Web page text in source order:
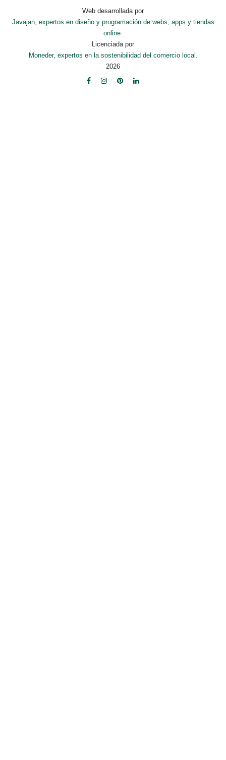
Web desarrollada por
Javajan, expertos en diseño y programación de webs, apps y tiendas
online.
Licenciada por
Moneder, expertos en la sostenibilidad del comercio local.
2026